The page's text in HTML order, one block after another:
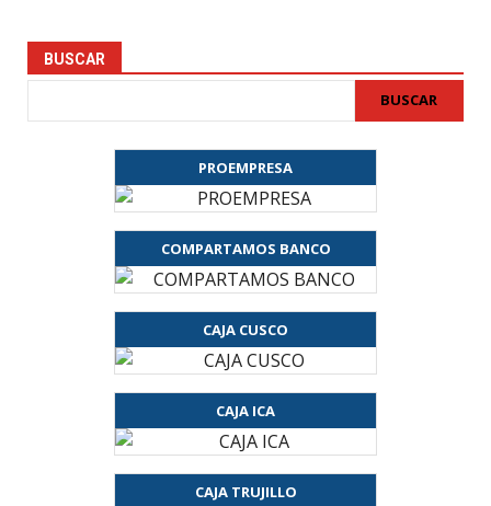
BUSCAR
BUSCAR
PROEMPRESA
COMPARTAMOS BANCO
CAJA CUSCO
CAJA ICA
CAJA TRUJILLO